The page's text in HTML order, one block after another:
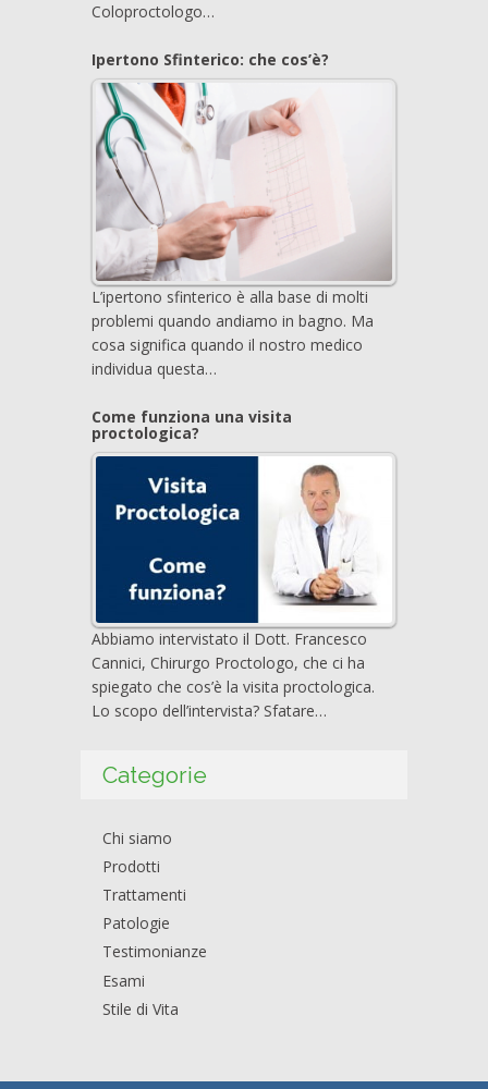
Coloproctologo…
Ipertono Sfinterico: che cos’è?
L’ipertono sfinterico è alla base di molti
problemi quando andiamo in bagno. Ma
cosa significa quando il nostro medico
individua questa…
Come funziona una visita
proctologica?
Abbiamo intervistato il Dott. Francesco
Cannici, Chirurgo Proctologo, che ci ha
spiegato che cos’è la visita proctologica.
Lo scopo dell’intervista? Sfatare…
Categorie
Chi siamo
Prodotti
Trattamenti
Patologie
Testimonianze
Esami
Stile di Vita